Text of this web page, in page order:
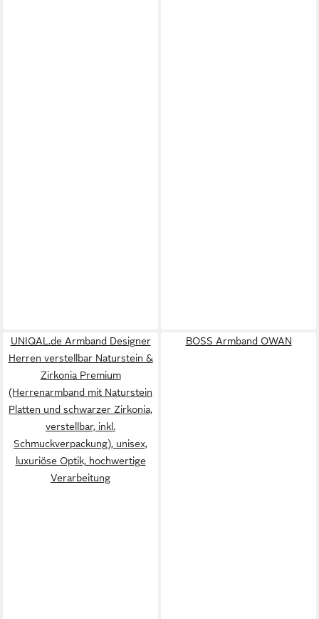
UNIQAL.de Armband Designer
Herren verstellbar Naturstein &
Zirkonia Premium
(Herrenarmband mit Naturstein
Platten und schwarzer Zirkonia,
verstellbar, inkl.
Schmuckverpackung), unisex,
luxuriöse Optik, hochwertige
Verarbeitung
BOSS Armband OWAN